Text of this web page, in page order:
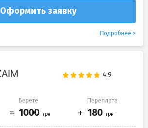
Оформить заявку
Подробнее
Берете Переплата